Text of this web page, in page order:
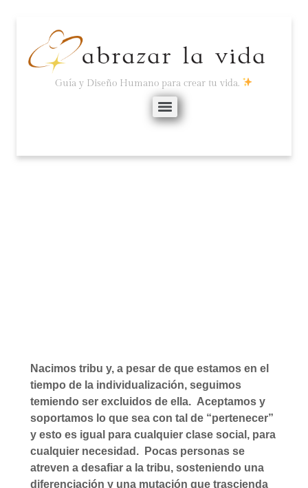
Guía y Diseño Humano para crear tu vida.
Nacimos tribu y, a pesar de que estamos en el
tiempo de la individualización, seguimos
temiendo ser excluidos de ella. Aceptamos y
soportamos lo que sea con tal de “pertenecer”
y esto es igual para cualquier clase social, para
cualquier necesidad. Pocas personas se
atreven a desafiar a la tribu, sosteniendo una
diferenciación y una mutación que trascienda